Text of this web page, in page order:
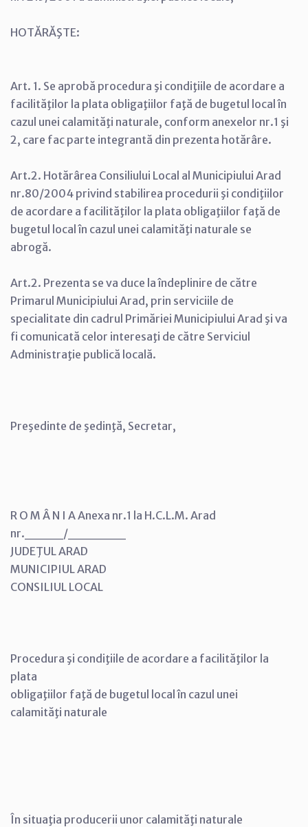
HOTĂRĂŞTE:
Art. 1. Se aprobă procedura şi condiţiile de acordare a
facilităţilor la plata obligaţiilor faţă de bugetul local în
cazul unei calamităţi naturale, conform anexelor nr.1 şi
2, care fac parte integrantă din prezenta hotărâre.
Art.2. Hotărârea Consiliului Local al Municipiului Arad
nr.80/2004 privind stabilirea procedurii şi condiţiilor
de acordare a facilităţilor la plata obligaţiilor faţă de
bugetul local în cazul unei calamităţi naturale se
abrogă.
Art.2. Prezenta se va duce la îndeplinire de către
Primarul Municipiului Arad, prin serviciile de
specialitate din cadrul Primăriei Municipiului Arad şi va
fi comunicată celor interesaţi de către Serviciul
Administraţie publică locală.
Preşedinte de şedinţă, Secretar,
R O M Â N I A Anexa nr.1 la H.C.L.M. Arad
nr.____/______
JUDEŢUL ARAD
MUNICIPIUL ARAD
CONSILIUL LOCAL
Procedura şi condiţiile de acordare a facilităţilor la
plata
obligaţiilor faţă de bugetul local în cazul unei
calamităţi naturale
În situaţia producerii unor calamităţi naturale